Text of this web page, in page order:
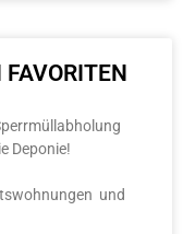
Deponie!
und